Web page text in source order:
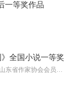
一等奖作品
全国小说一等奖